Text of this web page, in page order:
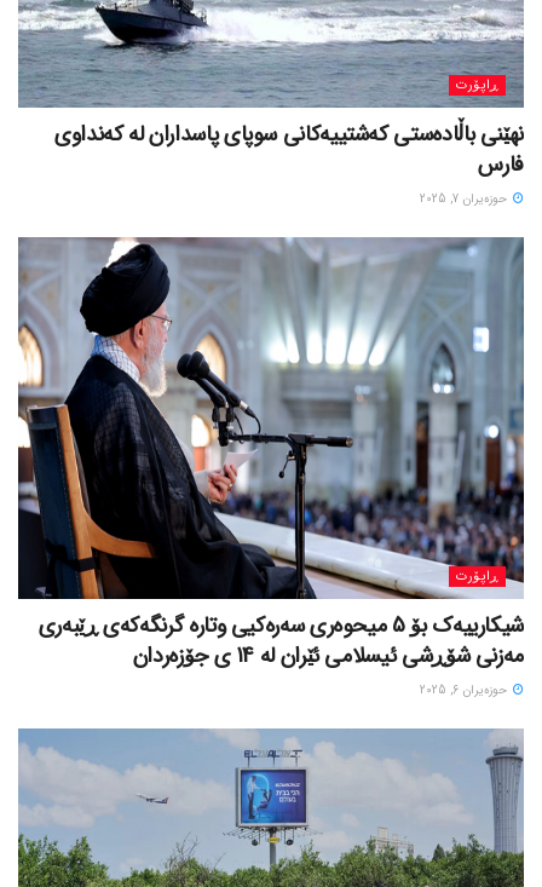
ڕاپۆرت
نهێنی باڵادەستی کەشتییەکانی سوپای پاسداران لە کەنداوی
فارس
حوزه‌یران 7, 2025
ڕاپۆرت
شیکارییەک بۆ 5 میحوەری سەرەکیی وتارە گرنگەکەی ڕێبەری
مەزنی شۆڕشی ئیسلامی ئێران لە 14 ی جۆزەردان
حوزه‌یران 6, 2025